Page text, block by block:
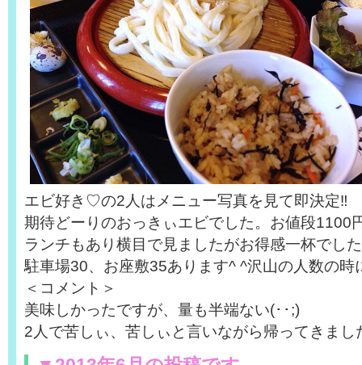
エビ好き♡の2人はメニュー写真を見て即決定‼︎
期待どーりのおっきぃエビでした。お値段1100
ランチもあり横目で見ましたがお得感一杯でし
駐車場30、お座敷35あります^ ^沢山の人数の時
＜コメント＞
美味しかったですが、量も半端ない(･･;)
2人で苦しぃ、苦しぃと言いながら帰ってきまし